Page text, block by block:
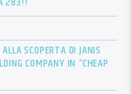
SCOPERTA DI JANIS
COMPANY IN “CHEAP